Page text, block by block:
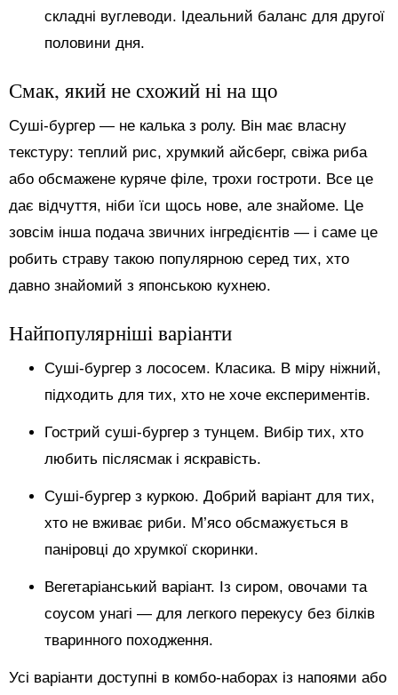
складні вуглеводи. Ідеальний баланс для другої
половини дня.
Смак, який не схожий ні на що
Суші-бургер — не калька з ролу. Він має власну
текстуру: теплий рис, хрумкий айсберг, свіжа риба
або обсмажене куряче філе, трохи гостроти. Все це
дає відчуття, ніби їси щось нове, але знайоме. Це
зовсім інша подача звичних інгредієнтів — і саме це
робить страву такою популярною серед тих, хто
давно знайомий з японською кухнею.
Найпопулярніші варіанти
Суші-бургер з лососем. Класика. В міру ніжний,
підходить для тих, хто не хоче експериментів.
Гострий суші-бургер з тунцем. Вибір тих, хто
любить післясмак і яскравість.
Суші-бургер з куркою. Добрий варіант для тих,
хто не вживає риби. М’ясо обсмажується в
паніровці до хрумкої скоринки.
Вегетаріанський варіант. Із сиром, овочами та
соусом унагі — для легкого перекусу без білків
тваринного походження.
Усі варіанти доступні в комбо-наборах із напоями або